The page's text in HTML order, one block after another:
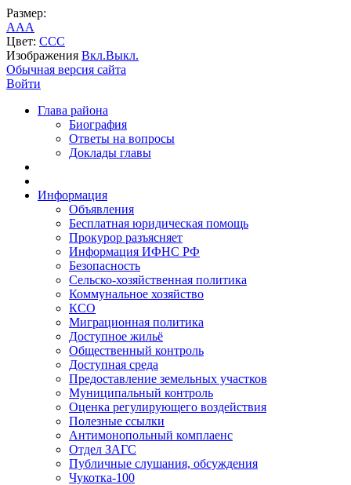
Размер:
AAA
Цвет: CCC
Изображения Вкл.Выкл.
Обычная версия сайта
Войти
Глава района
Биография
Ответы на вопросы
Доклады главы
Информация
Объявления
Бесплатная юридическая помощь
Прокурор разъясняет
Информация ИФНС РФ
Безопасность
Сельско-хозяйственная политика
Коммунальное хозяйство
КСО
Миграционная политика
Доступное жильё
Общественный контроль
Доступная среда
Предоставление земельных участков
Муниципальный контроль
Оценка регулирующего воздействия
Полезные ссылки
Антимонопольный комплаенс
Отдел ЗАГС
Публичные слушания, обсуждения
Чукотка-100